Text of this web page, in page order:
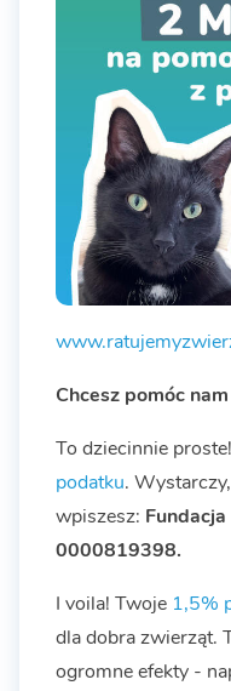
Chcesz pomóc
To dziecinnie
podatku.
wpiszesz:
0000819398.
I voila! Twoje 1,5%
dla dobra zwierząt.
ogromne efekty -